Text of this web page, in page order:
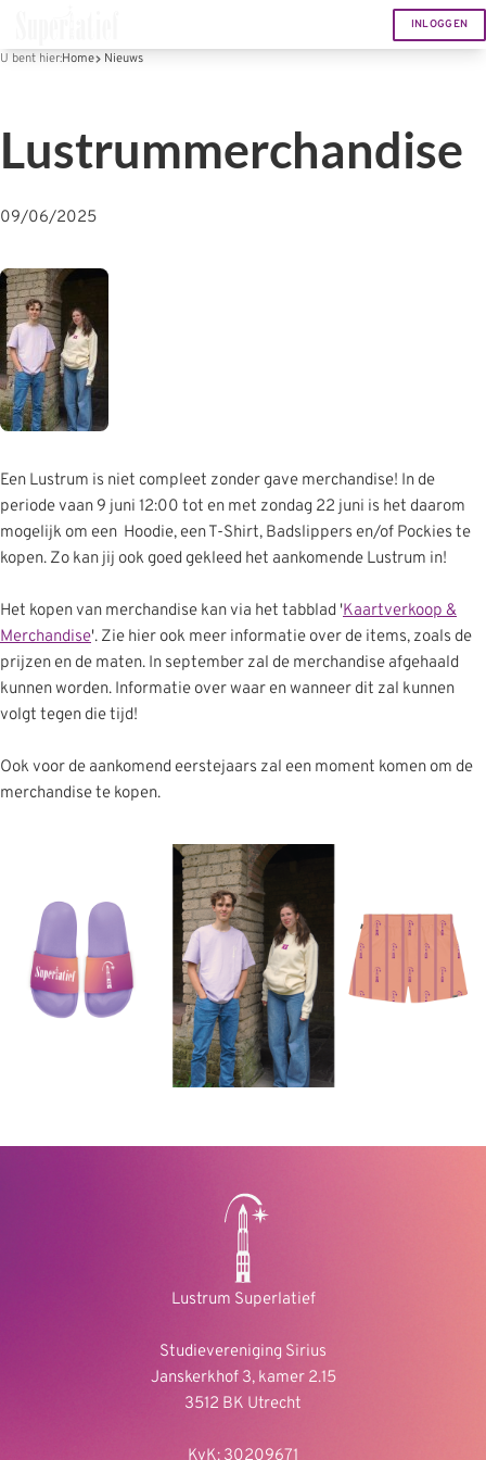
INLOGGEN
U bent hier:Home Nieuws
Lustrummerchandise
09/06/2025
Een Lustrum is niet compleet zonder gave merchandise! In de
periode vaan 9 juni 12:00 tot en met zondag 22 juni is het daarom
mogelijk om een Hoodie, een T-Shirt, Badslippers en/of Pockies te
kopen. Zo kan jij ook goed gekleed het aankomende Lustrum in!
Het kopen van merchandise kan via het tabblad 'Kaartverkoop &
Merchandise'. Zie hier ook meer informatie over de items, zoals de
prijzen en de maten. In september zal de merchandise afgehaald
kunnen worden. Informatie over waar en wanneer dit zal kunnen
volgt tegen die tijd!
Ook voor de aankomend eerstejaars zal een moment komen om de
merchandise te kopen.
Lustrum Superlatief
Studievereniging Sirius
Janskerkhof 3, kamer 2.15
3512 BK Utrecht